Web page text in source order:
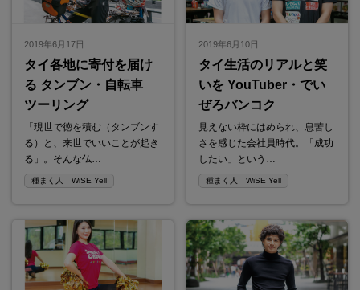
2019年6月17日
タイ各地に寄付を届け
る タンブン・自転車
ツーリング
「現世で徳を積む（タンブンす
る）と、来世でいいことが起き
る」。そんな仏…
種まく人 WiSE Yell
2019年6月10日
タイ生活のリアルと笑
いを YouTuber・でい
ぜろバンコク
見えない枠にはめられ、息苦し
さを感じた会社員時代。「成功
したい」という…
種まく人 WiSE Yell